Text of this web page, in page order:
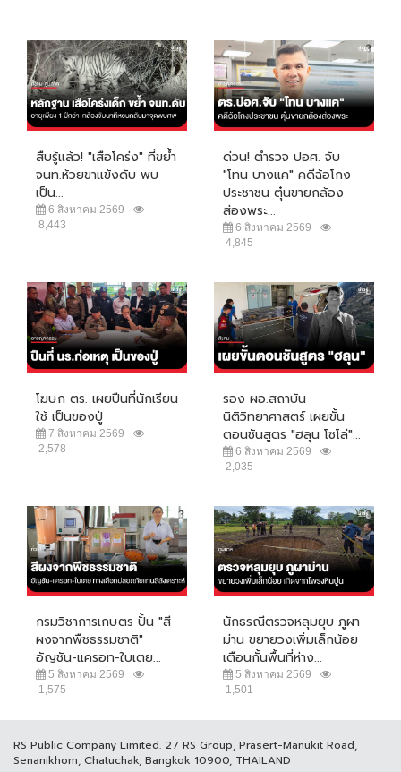
สืบรู้แล้ว! "เสือโคร่ง" ที่ขย้ำ
จนท.ห้วยขาแข้งดับ พบ
เป็น...
6 สิงหาคม 2569
8,443
ด่วน! ตำรวจ ปอศ. จับ
"โทน บางแค" คดีฉ้อโกง
ประชาชน ตุ๋นขายกล้อง
ส่องพระ...
6 สิงหาคม 2569
4,845
โฆษก ตร. เผยปืนที่นักเรียน
ใช้ เป็นของปู่
7 สิงหาคม 2569
2,578
รอง ผอ.สถาบัน
นิติวิทยาศาสตร์ เผยขั้น
ตอนชันสูตร "ฮลุน โซโล่"...
6 สิงหาคม 2569
2,035
กรมวิชาการเกษตร ปั้น "สี
ผงจากพืชธรรมชาติ"
อัญชัน-แครอท-ใบเตย...
5 สิงหาคม 2569
1,575
นักธรณีตรวจหลุมยุบ ภูผา
ม่าน ขยายวงเพิ่มเล็กน้อย
เตือนกั้นพื้นที่ห่าง...
5 สิงหาคม 2569
1,501
RS Public Company Limited. 27 RS Group, Prasert-Manukit Road,
Senanikhom, Chatuchak, Bangkok 10900, THAILAND